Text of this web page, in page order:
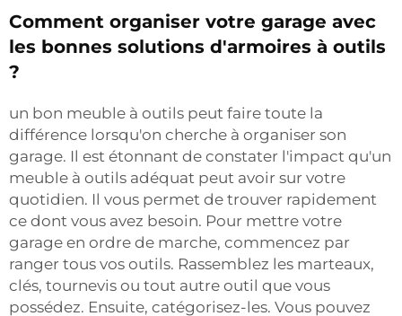
Comment organiser votre garage avec
les bonnes solutions d'armoires à outils
?
un bon meuble à outils peut faire toute la
différence lorsqu'on cherche à organiser son
garage. Il est étonnant de constater l'impact qu'un
meuble à outils adéquat peut avoir sur votre
quotidien. Il vous permet de trouver rapidement
ce dont vous avez besoin. Pour mettre votre
garage en ordre de marche, commencez par
ranger tous vos outils. Rassemblez les marteaux,
clés, tournevis ou tout autre outil que vous
possédez. Ensuite, catégorisez-les. Vous pouvez